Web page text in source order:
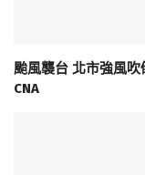
颱風襲台 北市強風
CNA